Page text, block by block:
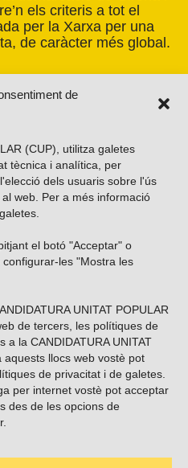
de
(CUP), utilitza galetes
tècnica i analítica, per
dels usuaris sobre l'ús
web. Per a més informació
el botó "Acceptar" o
les "Mostra les
UNITAT POPULAR
de tercers, les polítiques de
a la CANDIDATURA UNITAT
aquests llocs web vostè pot
de privacitat i de galetes.
per internet vostè pot acceptar
des de les opcions de
els criteris a tot el
per la Xarxa per una
de caràcter més global.
al nostre butlletí?
xarxes socials